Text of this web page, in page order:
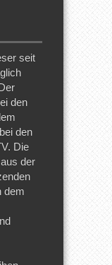
seit
den
den
Die
der
dem